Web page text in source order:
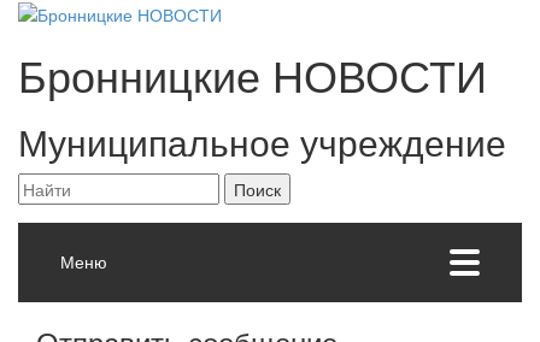
Бронницкие НОВОСТИ
Муниципальное учреждение
Меню